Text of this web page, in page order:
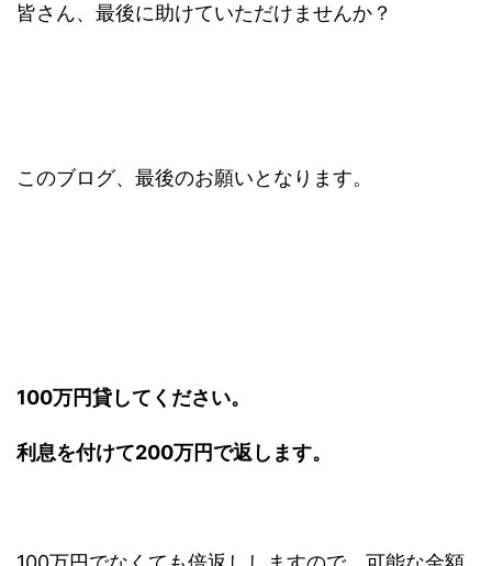
皆さん、最後に助けていただけませんか？
このブログ、最後のお願いとなります。
100万円貸してください。
利息を付けて200万円で返します。